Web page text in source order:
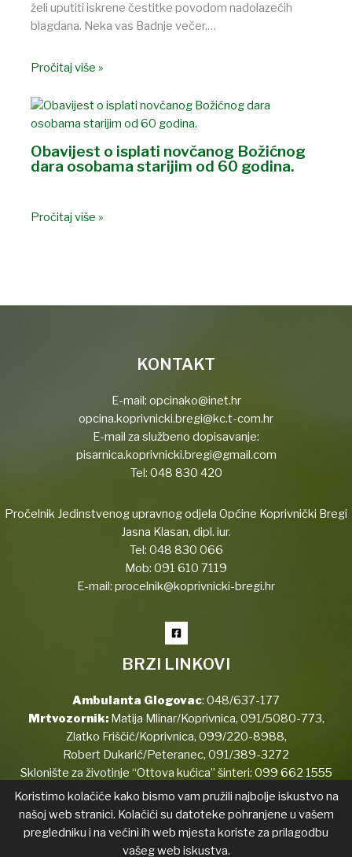
želi uputiti iskrene čestitke povodom nadolazećih
blagdana. Neka vas Badnje večer,…
Pročitaj više »
Obavijest o isplati novčanog Božićnog
dara osobama starijim od 60 godina.
Pročitaj više »
KONTAKT
E-mail: opcinako@inet.hr
opcina.koprivnicki.bregi@kc.t-com.hr
E-mail za službeno dopisavanje:
pisarnica.koprivnicki.bregi@gmail.com
Tel: 048 830 420
Pročelnik Jedinstvenog upravnog odjela Općine Koprivnički Bregi
Jasna Klasan, dipl. iur.
Tel: 048 830 066
Mob: 091 610 7119
E-mail: procelnik@koprivnicki-bregi.hr
BRZI LINKOVI
Ambulanta Glogovac: 048/637-177
Mrtvozornik:Matija Mlinar/Koprivnica, 091/5080-773,
Zlatko Friščić/Koprivnica, 099/220-8988,
Robert Dukarić/Peteranec, 091/389-3272
Sklonište za životinje “Ottova kućica” šinteri: 099 662 1555
Copyright © 2026 Koprivnički Bregi
Koristimo kolačiće kako bismo vam pružili najbolje iskustvo na
našoj web stranici. Kolačići su datoteke pohranjene u vašem
pregledniku i na većini ih web mjesta koriste za prilagodbu
vašeg web iskustva.